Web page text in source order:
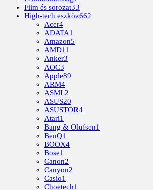
Film és sorozat33
High-tech eszköz662
Acer4
ADATA1
Amazon5
AMD11
Anker3
AOC3
Apple89
ARM4
ASML2
ASUS20
ASUSTOR4
Atari1
Bang & Olufsen1
BenQ1
BOOX4
Bose1
Canon2
Canyon2
Casio1
Choetech1